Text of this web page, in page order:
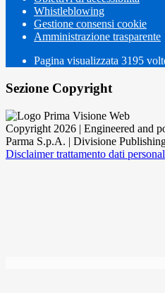
Whistleblowing
Gestione consensi cookie
Amministrazione trasparente
Pagina visualizzata 3195
Sezione Copyright
Copyright 2026 | Engineered and
Parma S.p.A. | Divisione
Disclaimer trattamento dati